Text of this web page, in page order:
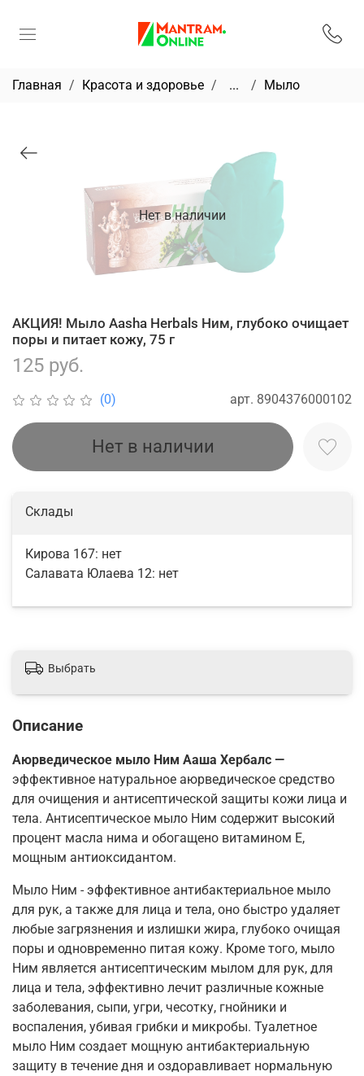
Главная Красота и здоровье ... Мыло
Нет в наличии
(0) арт. 8904376000102
АКЦИЯ! Мыло Aasha Herbals Ним, глубоко очищает
поры и питает кожу, 75 г
125 руб.
Нет в наличии
Склады
Кирова 167: нет
Салавата Юлаева 12: нет
Выбрать
Описание
Аюрведическое мыло Ним Ааша Хербалс —
эффективное натуральное аюрведическое средство
для очищения и антисептической защиты кожи лица и
тела. Антисептическое мыло Ним содержит высокий
процент масла нима и обогащено витамином Е,
мощным антиоксидантом.
Мыло Ним - эффективное антибактериальное мыло
для рук, а также для лица и тела, оно быстро удаляет
любые загрязнения и излишки жира, глубоко очищая
поры и одновременно питая кожу. Кроме того, мыло
Ним является антисептическим мылом для рук, для
лица и тела, эффективно лечит различные кожные
заболевания, сыпи, угри, чесотку, гнойники и
воспаления, убивая грибки и микробы. Туалетное
мыло Ним создает мощную антибактериальную
защиту в течение дня и оздоравливает нормальную